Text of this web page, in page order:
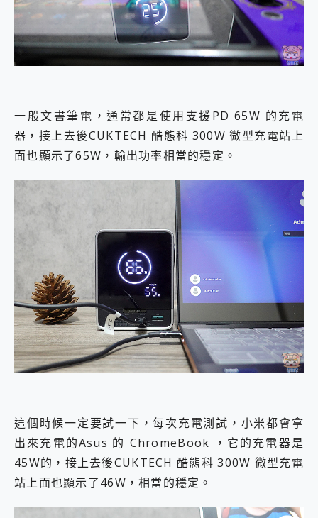
一般文書筆電，通常都是使用支援PD 65W 的充電
器，接上去後CUKTECH 酷態科 300W 微型充電站上
面也顯示了65W，輸出功率相當的穩定。
這個時候一定要試一下，每次充電測試，小米都會拿
出來充電的Asus 的 ChromeBook ，它的充電器是
45W的，接上去後CUKTECH 酷態科 300W 微型充電
站上面也顯示了46W，相當的穩定。